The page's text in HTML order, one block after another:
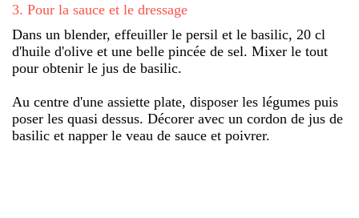
3. Pour la sauce et le dressage
Dans un blender, effeuiller le persil et le basilic, 20 cl
d'huile d'olive et une belle pincée de sel. Mixer le tout
pour obtenir le jus de basilic.
Au centre d'une assiette plate, disposer les légumes puis
poser les quasi dessus. Décorer avec un cordon de jus de
basilic et napper le veau de sauce et poivrer.